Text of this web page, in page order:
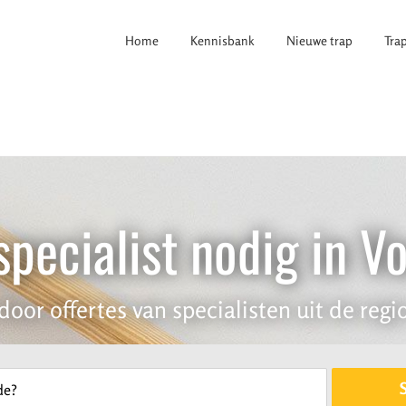
Home Kennisbank Nieuwe trap
nodig in
offertes van specialisten uit de